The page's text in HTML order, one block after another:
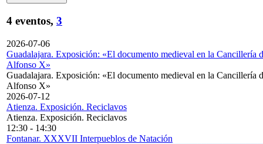
4 eventos, 3
2026-07-06
Guadalajara. Exposición: «El documento medieval en la Cancillería
Alfonso X»
Guadalajara. Exposición: «El documento medieval en la Cancillería
Alfonso X»
2026-07-12
Atienza. Exposición. Reciclavos
Atienza. Exposición. Reciclavos
12:30 - 14:30
Fontanar. XXXVII Interpueblos de Natación